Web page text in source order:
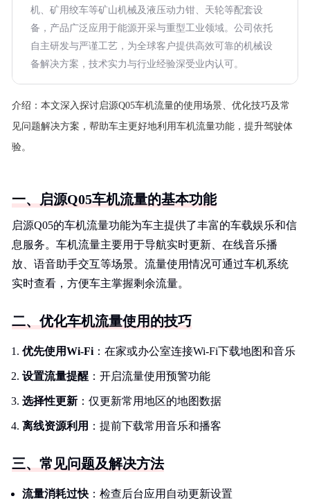
机、矿用绞车等矿山机械及液压动力钳、天轮等配套设
备，产品广泛应用于能源开采与重型工业领域。公司依托
自主研发与严谨工艺，为全球客户提供高效可靠的机械设
备解决方案，技术实力与行业经验深受业内认可。
介绍： 本文深入探讨启源Q05车机流量的使用场景、优化技巧及常
见问题解决方案，帮助车主更好地利用车机流量功能，提升驾驶体
验。
一、启源Q05车机流量的基本功能
启源Q05的车机流量功能为车主提供了丰富的车载娱乐和信
息服务。车机流量主要用于导航实时更新、在线音乐播
放、语音助手交互等场景。流量使用情况可通过车机系统
实时查看，方便车主掌握剩余流量。
二、优化车机流量使用的技巧
优先使用Wi-Fi ：在家或办公室连接Wi-Fi下载地图和音乐
设置流量提醒 ：开启流量使用预警功能
选择性更新 ：仅更新常用地区的地图数据
离线资源利用 ：提前下载常用音乐和播客
三、常见问题及解决方法
流量消耗过快 ：检查后台应用自动更新设置